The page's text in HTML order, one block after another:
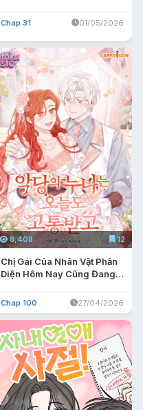
Chap 31 01/05/2026
8,408 12
Chị Gái Của Nhân Vật Phản
Diện Hôm Nay Cũng Đang
Chap 100 27/04/2026